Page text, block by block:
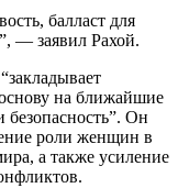
балласт для
— заявил Рахой.
на ближайшие
Он
роли женщин в
а также усиление